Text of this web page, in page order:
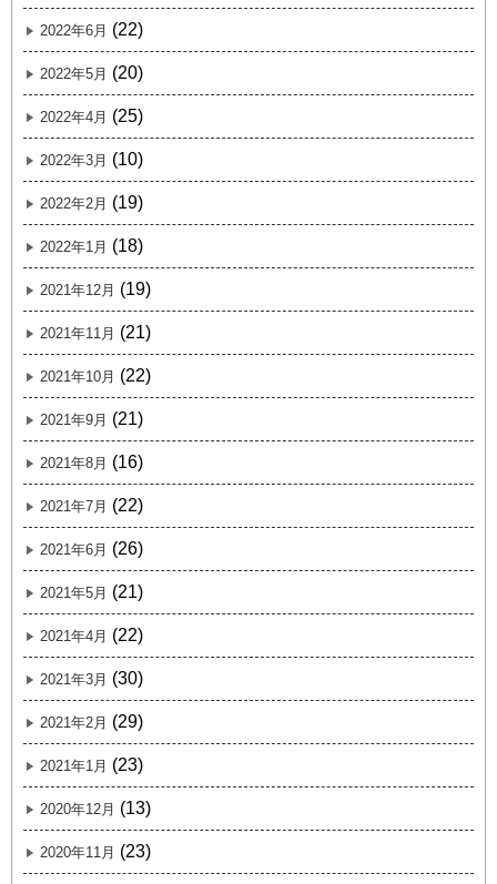
2022年6月 (22)
2022年5月 (20)
2022年4月 (25)
2022年3月 (10)
2022年2月 (19)
2022年1月 (18)
2021年12月 (19)
2021年11月 (21)
2021年10月 (22)
2021年9月 (21)
2021年8月 (16)
2021年7月 (22)
2021年6月 (26)
2021年5月 (21)
2021年4月 (22)
2021年3月 (30)
2021年2月 (29)
2021年1月 (23)
2020年12月 (13)
2020年11月 (23)